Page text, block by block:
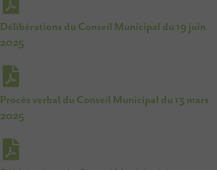
Délibérations du Conseil Municipal du 19 juin
2025
Procès verbal du Conseil Municipal du 13 mars
2025